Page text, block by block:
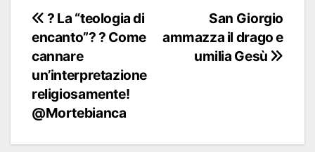
Navigazione
articoli
San Giorgio
ammazza il drago e
umilia Gesù
? La “teologia di
encanto”? ? Come
cannare
un’interpretazione
religiosamente!
@Mortebianca